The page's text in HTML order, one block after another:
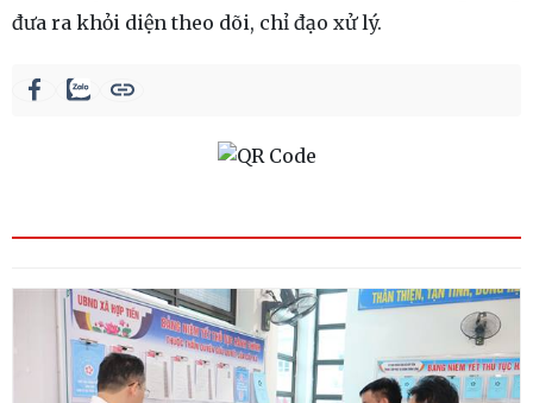
đưa ra khỏi diện theo dõi, chỉ đạo xử lý.